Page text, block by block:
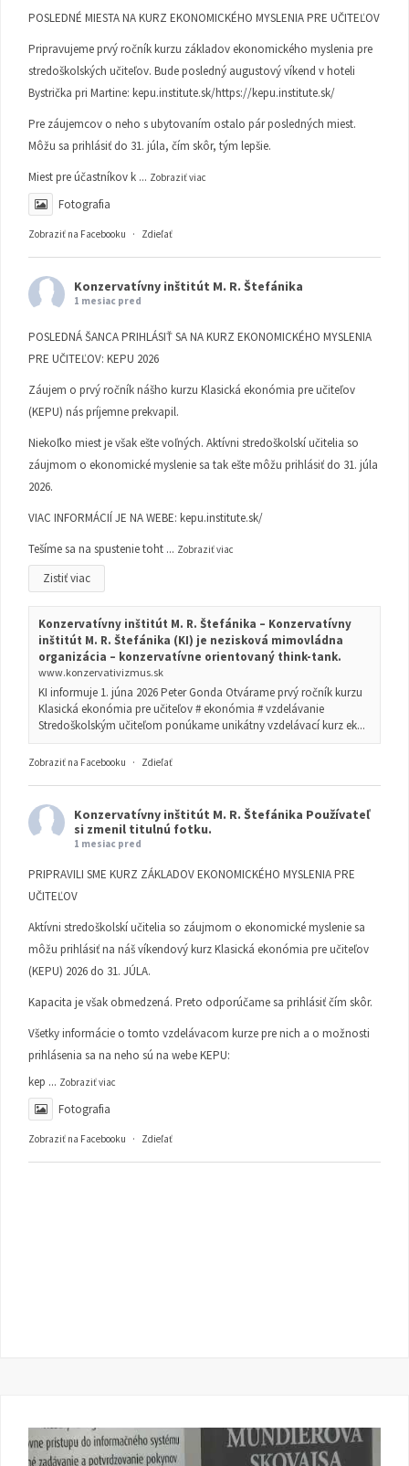
POSLEDNÉ MIESTA NA KURZ EKONOMICKÉHO MYSLENIA PRE UČITEĽOV
Pripravujeme prvý ročník kurzu základov ekonomického myslenia pre
stredoškolských učiteľov. Bude posledný augustový víkend v hoteli
Bystrička pri Martine: kepu.institute.sk/https://kepu.institute.sk/
Pre záujemcov o neho s ubytovaním ostalo pár posledných miest.
Môžu sa prihlásiť do 31. júla, čím skôr, tým lepšie.
Miest pre účastníkov k ... Zobraziť viac
Fotografia
Zobraziť na Facebooku · Zdieľať
Konzervatívny inštitút M. R. Štefánika
1 mesiac pred
POSLEDNÁ ŠANCA PRIHLÁSIŤ SA NA KURZ EKONOMICKÉHO MYSLENIA
PRE UČITEĽOV: KEPU 2026
Záujem o prvý ročník nášho kurzu Klasická ekonómia pre učiteľov
(KEPU) nás príjemne prekvapil.
Niekoľko miest je však ešte voľných. Aktívni stredoškolskí učitelia so
záujmom o ekonomické myslenie sa tak ešte môžu prihlásiť do 31. júla
2026.
VIAC INFORMÁCIÍ JE NA WEBE: kepu.institute.sk/
Tešíme sa na spustenie toht ... Zobraziť viac
Zistiť viac
Konzervatívny inštitút M. R. Štefánika – Konzervatívny
inštitút M. R. Štefánika (KI) je nezisková mimovládna
organizácia – konzervatívne orientovaný think-tank.
www.konzervativizmus.sk
KI informuje 1. júna 2026 Peter Gonda Otvárame prvý ročník kurzu
Klasická ekonómia pre učiteľov # ekonómia # vzdelávanie
Stredoškolským učiteľom ponúkame unikátny vzdelávací kurz ek...
Zobraziť na Facebooku · Zdieľať
Konzervatívny inštitút M. R. Štefánika Používateľ
si zmenil titulnú fotku.
1 mesiac pred
PRIPRAVILI SME KURZ ZÁKLADOV EKONOMICKÉHO MYSLENIA PRE
UČITEĽOV
Aktívni stredoškolskí učitelia so záujmom o ekonomické myslenie sa
môžu prihlásiť na náš víkendový kurz Klasická ekonómia pre učiteľov
(KEPU) 2026 do 31. JÚLA.
Kapacita je však obmedzená. Preto odporúčame sa prihlásiť čím skôr.
Všetky informácie o tomto vzdelávacom kurze pre nich a o možnosti
prihlásenia sa na neho sú na webe KEPU:
kep ... Zobraziť viac
Fotografia
Zobraziť na Facebooku · Zdieľať